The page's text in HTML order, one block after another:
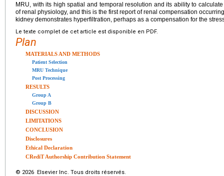
MRU, with its high spatial and temporal resolution and its ability to
of renal physiology, and this is the first report of renal compensation
kidney demonstrates hyperfiltration, perhaps as a compensation for the
Le texte complet de cet article est disponible en PDF.
Plan
MATERIALS AND METHODS
Patient Selection
MRU Technique
Post Processing
RESULTS
Group A
Group B
DISCUSSION
LIMITATIONS
CONCLUSION
Disclosures
Ethical Declaration
CRediT Authorship Contribution Statement
© 2026 Elsevier Inc. Tous droits réservés.